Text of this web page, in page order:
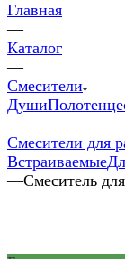
Главная
—
Каталог
—
Смесители
Души
—
Смесители для
Встраиваемые
—Смеситель